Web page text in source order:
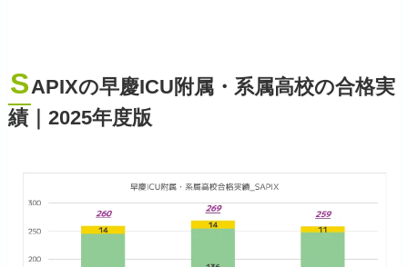
SAPIXの早慶ICU附属・系属高校の合格実
績｜2025年度版